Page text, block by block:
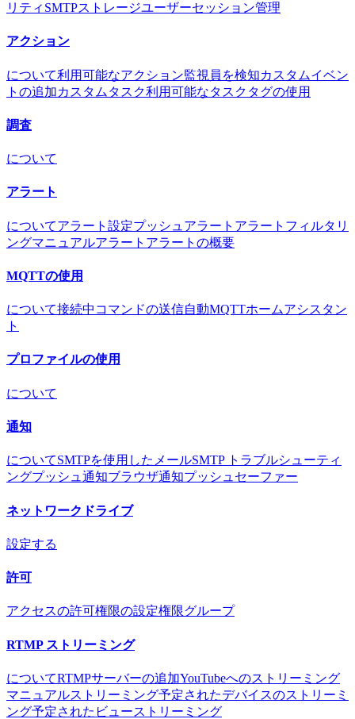
リティ SMTPストレージユーザーセッション管理
アクション
について利用可能なアクション監視員を検知カスタムイベン
トの追加カスタムタスク利用可能なタスク タグの使用
調査
について
アラート
についてアラート設定プッシュアラート アラートフィルタリ
ングマニュアルアラート アラートの概要
MQTTの使用
について接続中 コマンドの送信自動MQTTホームアシスタン
ト
プロファイルの使用
について
通知
についてSMTPを使用したメールSMTP トラブルシューティ
ングプッシュ通知ブラウザ通知プッシュセーファー
ネットワークドライブ
設定する
許可
アクセスの許可権限の設定権限グループ
RTMP ストリーミング
についてRTMPサーバーの追加YouTubeへのストリーミング
マニュアルストリーミング予定されたデバイスのストリーミ
ング予定されたビューストリーミング